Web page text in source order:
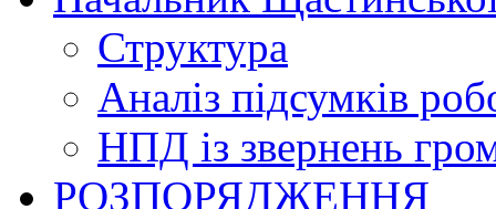
Структура
Аналіз підсумків
НПД із звернень
РОЗПОРЯДЖЕННЯ